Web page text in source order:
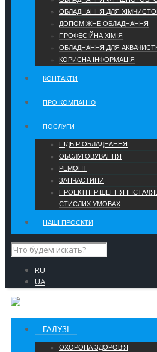
ОБЛАДНАННЯ ДЛЯ
ДОПОМІЖНЕ ОБЛАДНАННЯ
ПРОФЕСІЙНА ХІМІЯ
ОБЛАДНАННЯ ДЛЯ
КОРИСНА ІНФОРМАЦІЯ
КОНТАКТИ
ПРО КОМПАНІЮ
ПОСЛУГИ
ПІДБІР ОБЛАДНАННЯ
ОБСЛУГОВУВАННЯ
РЕМОНТ
ЗАПЧАСТИНИ
ПРОЕКТНІ РІШЕННЯ
СТИСЛИХ УМОВАХ
НАШІ ПРОЄКТИ
RU
UA
ГАЛУЗІ
ОХОРОНА ЗДОРОВ’Я